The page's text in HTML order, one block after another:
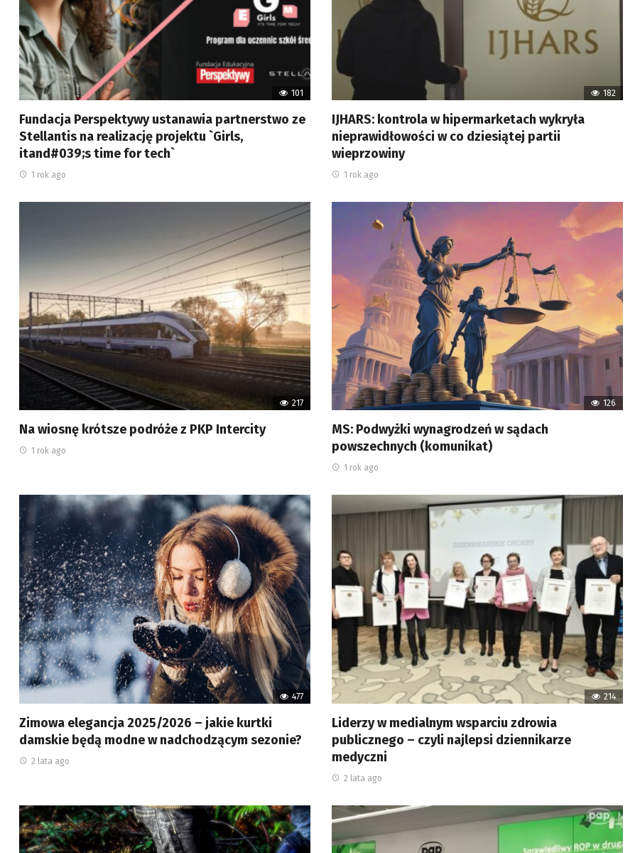
101
Fundacja Perspektywy ustanawia partnerstwo ze
Stellantis na realizację projektu `Girls,
itand#039;s time for tech`
1 rok ago
182
IJHARS: kontrola w hipermarketach wykryła
nieprawidłowości w co dziesiątej partii
wieprzowiny
1 rok ago
217
Na wiosnę krótsze podróże z PKP Intercity
1 rok ago
126
MS: Podwyżki wynagrodzeń w sądach
powszechnych (komunikat)
1 rok ago
477
Zimowa elegancja 2025/2026 – jakie kurtki
damskie będą modne w nadchodzącym sezonie?
2 lata ago
214
Liderzy w medialnym wsparciu zdrowia
publicznego – czyli najlepsi dziennikarze
medyczni
2 lata ago